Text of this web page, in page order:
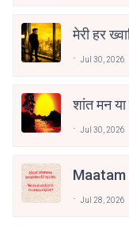
मेरी हर
Jul 30, 2026
शांत मन
Jul 30, 2026
Maatam
Jul 28, 2026